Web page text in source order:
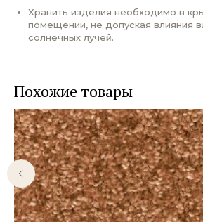
Хранить изделия необходимо в
помещении, не допуская влияния
солнечных лучей.
Похожие товары